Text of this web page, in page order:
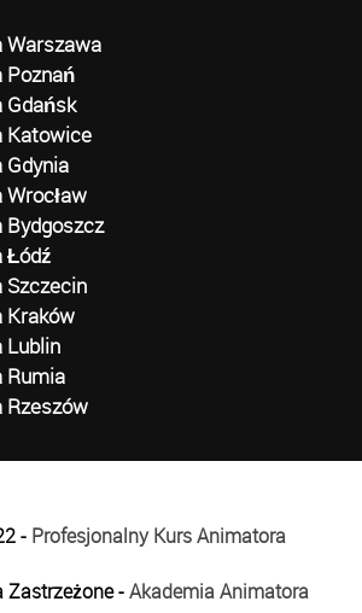
Warszawa
Poznań
Gdańsk
Katowice
Łódź
Kraków
Lublin
Rumia
Rzeszów
- Profesjonalny Kurs Animatora
Zastrzeżone -Akademia Animatora